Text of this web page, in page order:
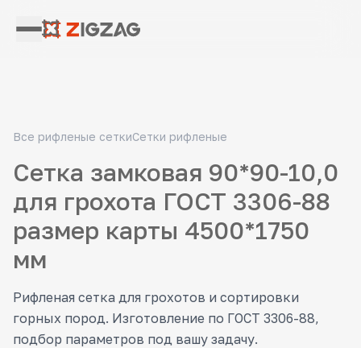
Все рифленые сеткиСетки рифленые
Сетка замковая 90*90-10,0
для грохота ГОСТ 3306-88
размер карты 4500*1750
мм
Рифленая сетка для грохотов и сортировки
горных пород. Изготовление по ГОСТ 3306-88,
подбор параметров под вашу задачу.